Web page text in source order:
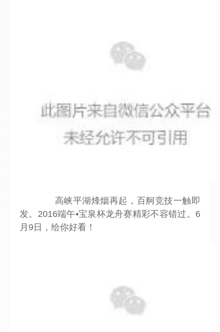
高峡平湖烽烟再起，百舸竞技一触即
发。2016端午•宝泉杯龙舟赛精彩不容错过。6
月9日，给你好看！